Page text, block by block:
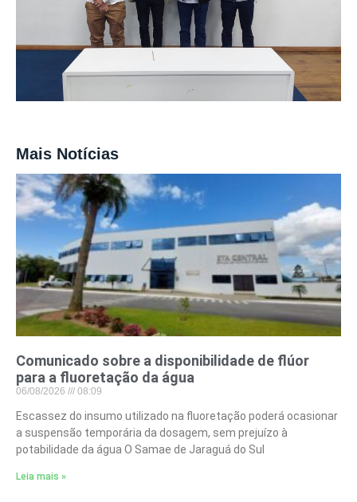
Mais Notícias
Comunicado sobre a disponibilidade de flúor
para a fluoretação da água
06/08/2026 08:09
Escassez do insumo utilizado na fluoretação poderá ocasionar
a suspensão temporária da dosagem, sem prejuízo à
potabilidade da água O Samae de Jaraguá do Sul
Leia mais »